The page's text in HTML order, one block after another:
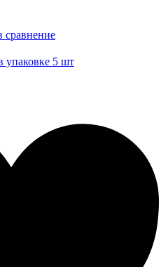
сравнение
упаковке 5 шт